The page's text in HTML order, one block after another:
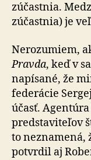
zúčastnia.
zúčastnia) je
Nerozumiem,
Pravda, keď v
napísané, že
federácie
účasť. Agentúra
predstaviteľov
to neznamená,
potvrdil aj